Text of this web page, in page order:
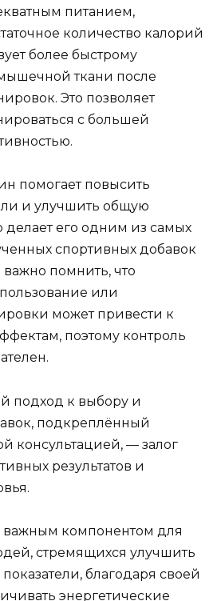
питанием,
количество калорий
более быстрому
ткани после
Это позволяет
с большей
помогает повысить
и улучшить общую
делает его одним из самых
спортивных добавок
помнить, что
или
может привести к
поэтому контроль
подход к выбору и
подкреплённый
консультацией, — залог
результатов и
важным компонентом для
стремящихся улучшить
благодаря своей
энергетические